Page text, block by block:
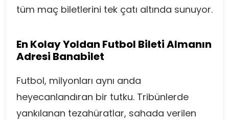
tüm maç biletlerini tek çatı altında sunuyor.
En Kolay Yoldan Futbol Bileti Almanın
Adresi Banabilet
Futbol, milyonları aynı anda
heyecanlandıran bir tutku. Tribünlerde
yankılanan tezahüratlar, sahada verilen